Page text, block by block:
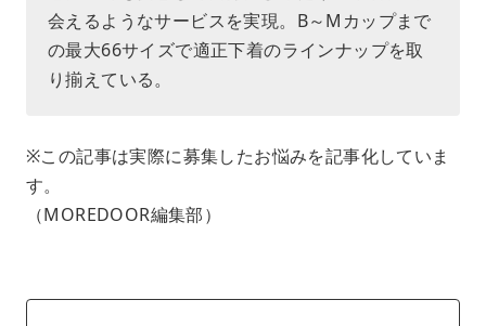
会えるようなサービスを実現。B～Mカップまで
の最大66サイズで適正下着のラインナップを取
り揃えている。
※この記事は実際に募集したお悩みを記事化していま
す。
（MOREDOOR編集部）